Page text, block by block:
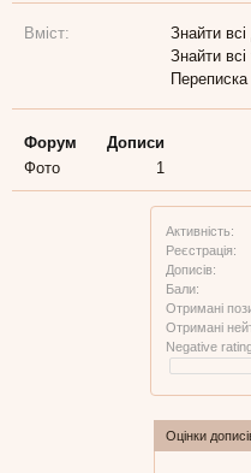
Активність:
Реєстрація:
Дописів:
Бали:
Отримані
Отримані
Negative
Оцінки
Вміст:
Знайти
Знайти
Переписка
Форум
Дописи
Фото
1